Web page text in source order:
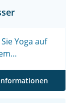
Yoga auf